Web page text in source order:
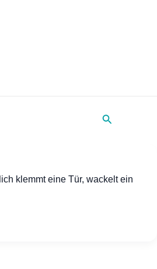
Suche
klemmt eine Tür, wackelt ein